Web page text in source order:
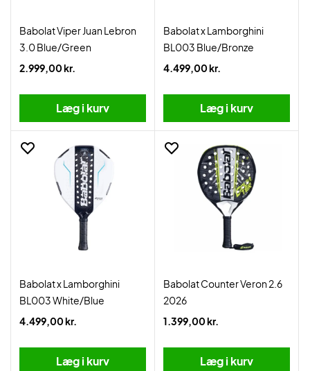
Babolat Viper Juan Lebron
3.0 Blue/Green
2.999,00 kr.
Læg i kurv
Babolat x Lamborghini
BL003 Blue/Bronze
4.499,00 kr.
Læg i kurv
Babolat x Lamborghini
BL003 White/Blue
4.499,00 kr.
Læg i kurv
Babolat Counter Veron 2.6
2026
1.399,00 kr.
Læg i kurv